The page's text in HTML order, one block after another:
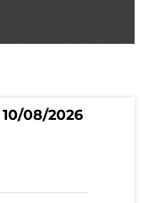
08/2026